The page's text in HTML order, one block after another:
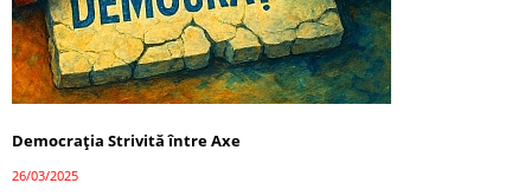
Democrația Strivită între Axe
26/03/2025